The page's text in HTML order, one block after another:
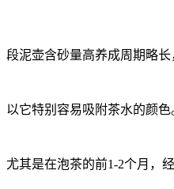
段泥壶含砂量高养成周期略
以它特别容易吸附茶水的颜色
尤其是在泡茶的前1-2个月，